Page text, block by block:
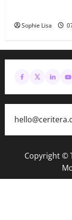
Sophie Lisa
Copyright ©